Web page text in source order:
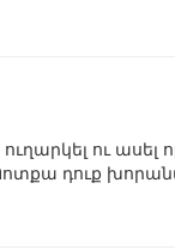
ու ասել
դուք